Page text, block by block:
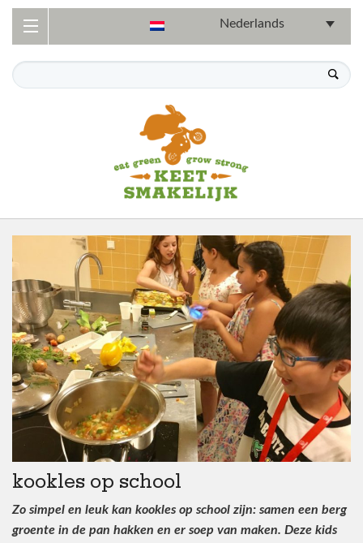
Nederlands
kookles op school
Zo simpel en leuk kan kookles op school zijn: samen een berg
groente in de pan hakken en er soep van maken. Deze kids